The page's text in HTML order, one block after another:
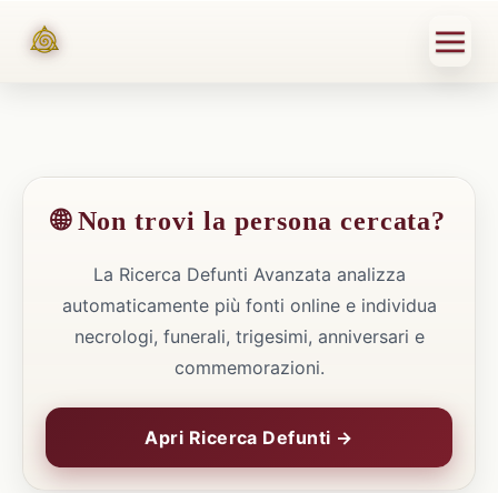
🌐 Non trovi la persona cercata?
La Ricerca Defunti Avanzata analizza
automaticamente più fonti online e individua
necrologi, funerali, trigesimi, anniversari e
commemorazioni.
Apri Ricerca Defunti →